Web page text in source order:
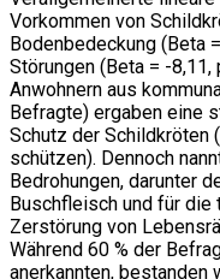
Vorkommen von
Bodenbedeckung (Beta
Störungen (Beta = -
Anwohnern aus
Befragte) ergaben eine
Schutz der Schildkröten
schützen). Dennoch
Bedrohungen, darunter
Buschfleisch und für
Zerstörung von
Während 60 % der
anerkannten,